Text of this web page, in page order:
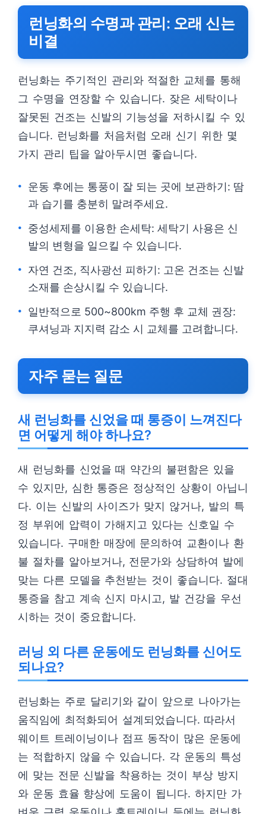
런닝화의 수명과 관리: 오래 신는
비결
런닝화는 주기적인 관리와 적절한 교체를 통해
그 수명을 연장할 수 있습니다. 잦은 세탁이나
잘못된 건조는 신발의 기능성을 저하시킬 수 있
습니다. 런닝화를 처음처럼 오래 신기 위한 몇
가지 관리 팁을 알아두시면 좋습니다.
운동 후에는 통풍이 잘 되는 곳에 보관하기: 땀
과 습기를 충분히 말려주세요.
중성세제를 이용한 손세탁: 세탁기 사용은 신
발의 변형을 일으킬 수 있습니다.
자연 건조, 직사광선 피하기: 고온 건조는 신발
소재를 손상시킬 수 있습니다.
일반적으로 500~800km 주행 후 교체 권장:
쿠셔닝과 지지력 감소 시 교체를 고려합니다.
자주 묻는 질문
새 런닝화를 신었을 때 통증이 느껴진다
면 어떻게 해야 하나요?
새 런닝화를 신었을 때 약간의 불편함은 있을
수 있지만, 심한 통증은 정상적인 상황이 아닙니
다. 이는 신발의 사이즈가 맞지 않거나, 발의 특
정 부위에 압력이 가해지고 있다는 신호일 수
있습니다. 구매한 매장에 문의하여 교환이나 환
불 절차를 알아보거나, 전문가와 상담하여 발에
맞는 다른 모델을 추천받는 것이 좋습니다. 절대
통증을 참고 계속 신지 마시고, 발 건강을 우선
시하는 것이 중요합니다.
러닝 외 다른 운동에도 런닝화를 신어도
되나요?
런닝화는 주로 달리기와 같이 앞으로 나아가는
움직임에 최적화되어 설계되었습니다. 따라서
웨이트 트레이닝이나 점프 동작이 많은 운동에
는 적합하지 않을 수 있습니다. 각 운동의 특성
에 맞는 전문 신발을 착용하는 것이 부상 방지
와 운동 효율 향상에 도움이 됩니다. 하지만 가